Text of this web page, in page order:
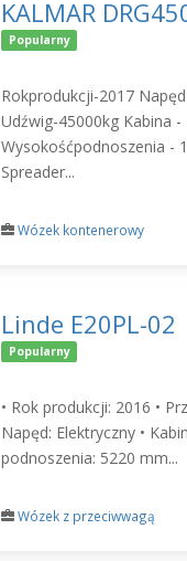
KALMAR
Popularny
Rokprodukcji-2017
Udźwig-45000kg Kabina
Wysokośćpodnoszenia -
Spreader...
Wózek kontenerowy
Linde E20PL-02
Popularny
• Rok produkcji: 2016 •
Napęd: Elektryczny •
podnoszenia: 5220 mm...
Wózek z przeciwwagą